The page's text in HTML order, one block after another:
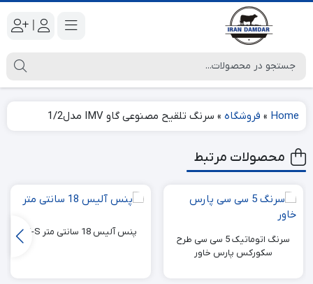
|
Home
» فروشگاه » سرنگ تلقیح مصنوعی گاو IMV مدل1/2
محصولات مرتبط
سرنگ اتوماتیک 5 سی سی طرح
سکورکس پارس خاور
پنس آلیس 18 سانتی متر M-S